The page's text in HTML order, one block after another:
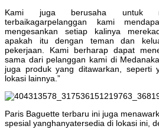
Kami juga berusaha untuk
terbaikagarpelanggan kami
mengesankan setiap kalinya
apakah itu dengan teman dan
pekerjaan. Kami berharap dapat
sama dari pelanggan kami di
juga produk yang ditawarkan, seperti
lokasi lainnya.”
Paris Baguette terbaru ini juga
spesial yanghanyatersedia di lokasi ini,